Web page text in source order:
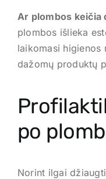
Ar plombos keičia
plombos išlieka
laikomasi higienos
dažomų produktų
po
Norint ilgai